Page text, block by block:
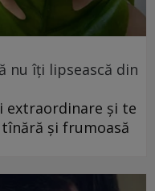
nu îți lipsească din
extraordinare și te
și frumoasă